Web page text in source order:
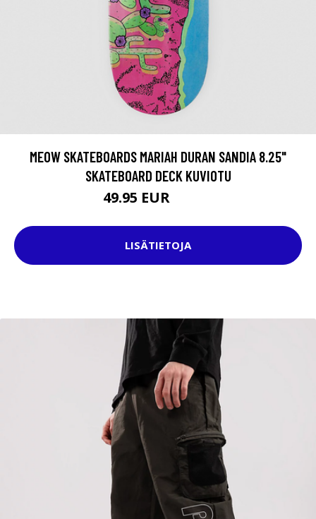
MEOW SKATEBOARDS MARIAH DURAN SANDIA 8.25"
SKATEBOARD DECK KUVIOTU
49.95 EUR
LISÄTIETOJA